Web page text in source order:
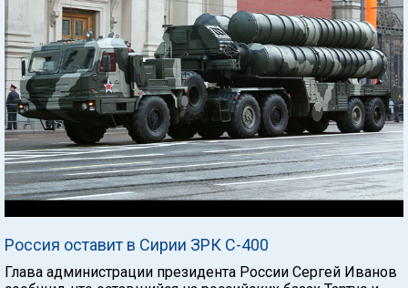
Россия оставит в Сирии ЗРК С-400
Глава администрации президента России Сергей Иванов